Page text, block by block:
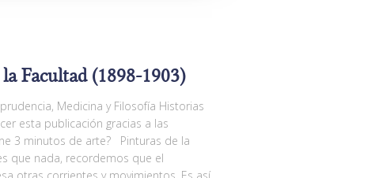
Facultad (1898-1903)
Medicina y Filosofía Historias
esta publicación gracias a las
3 minutos de arte? Pinturas de la
que nada, recordemos que el